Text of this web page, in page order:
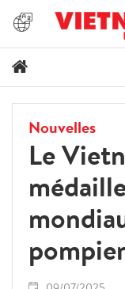
Nouvelles
Le